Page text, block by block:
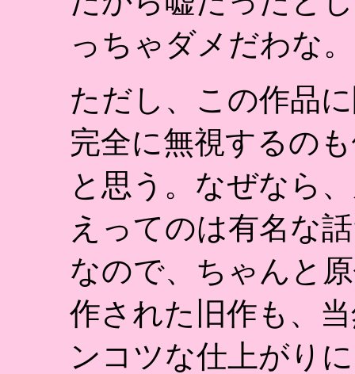
っちゃダメだわな。
ただし、この作品
完全に無視するの
と思う。なぜなら
えってのは有名な
なので、ちゃんと
作された旧作も、
ンコツな仕上がり